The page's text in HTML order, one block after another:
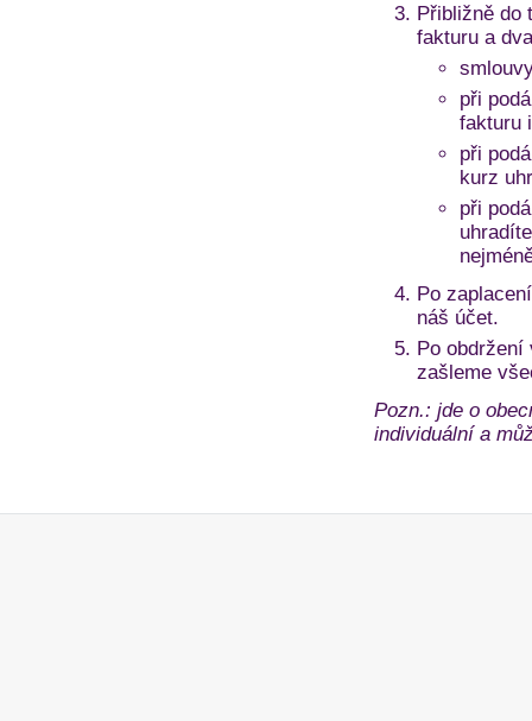
Přibližně do
fakturu a
při
fakturu
při
kurz
při
Po
náš účet.
Po obdržení
zašleme
Pozn.: jde o
individuální a